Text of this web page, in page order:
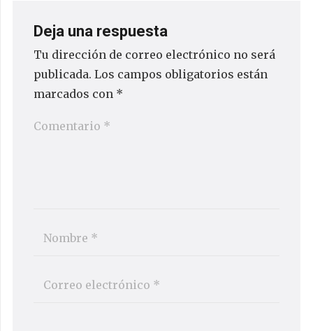
Deja una respuesta
Tu dirección de correo electrónico no será
publicada. Los campos obligatorios están
marcados con *